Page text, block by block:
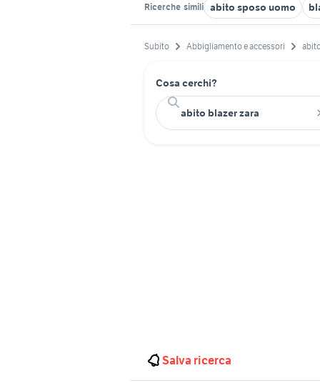
Ricerche simili abito sposo uomo
Subito Abbigliamento e accessori
Cosa cerchi?
Salva ricerca